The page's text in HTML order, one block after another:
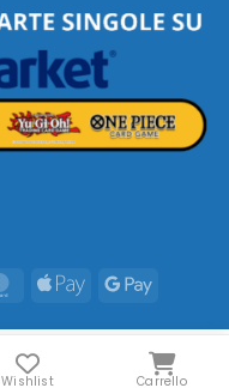
MasterCard
Apple
Google
Wishlist Carrello